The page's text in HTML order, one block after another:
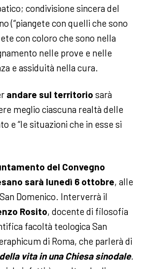
condivisione sincera del
(“piangete con quelli che sono
con coloro che sono nella
nelle prove e nelle
e assiduità nella cura.
andare sul territorio sarà
meglio ciascuna realtà delle
e “le situazioni che in esse si
del Convegno
sarà lunedì 6 ottobre, alle
Domenico. Interverrà il
Rosito, docente di filosofia
facoltà teologica San
di Roma, che parlerà di
vita in una Chiesa sinodale.